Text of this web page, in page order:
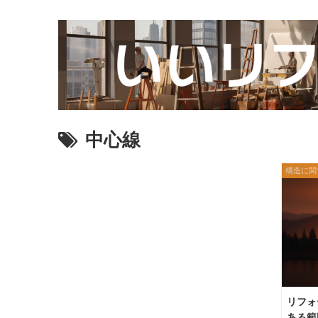
中心線
構造に
リフ